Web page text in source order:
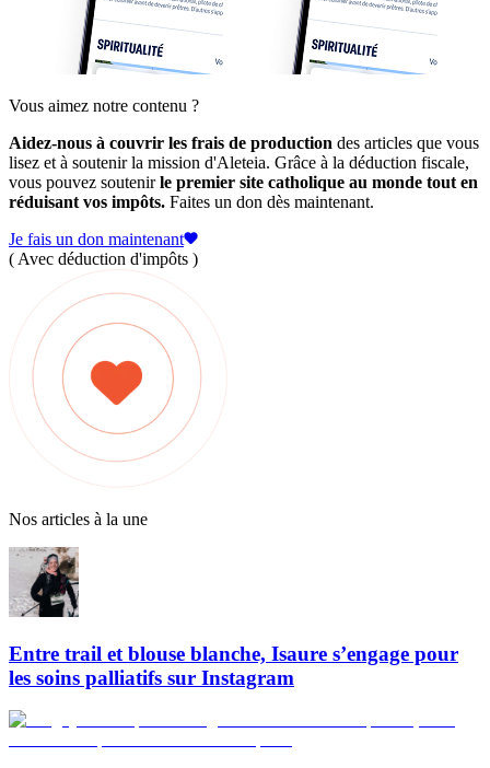
Vous aimez notre contenu ?
Aidez-nous à couvrir les frais de production des articles que vous
lisez et à soutenir la mission d'Aleteia. Grâce à la déduction fiscale,
vous pouvez soutenirle premier site catholique au monde tout en
réduisant vos impôts. Faites un don dès maintenant.
Je fais un don maintenant
( Avec déduction d'impôts )
Nos articles à la une
Entre trail et blouse blanche, Isaure s’engage pour
les soins palliatifs sur Instagram